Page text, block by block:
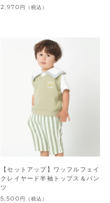
2,970 円 （税込）
【セットアップ】ワッフルフェイ
クレイヤード半袖トップス＆パン
ツ
5,500 円 （税込）